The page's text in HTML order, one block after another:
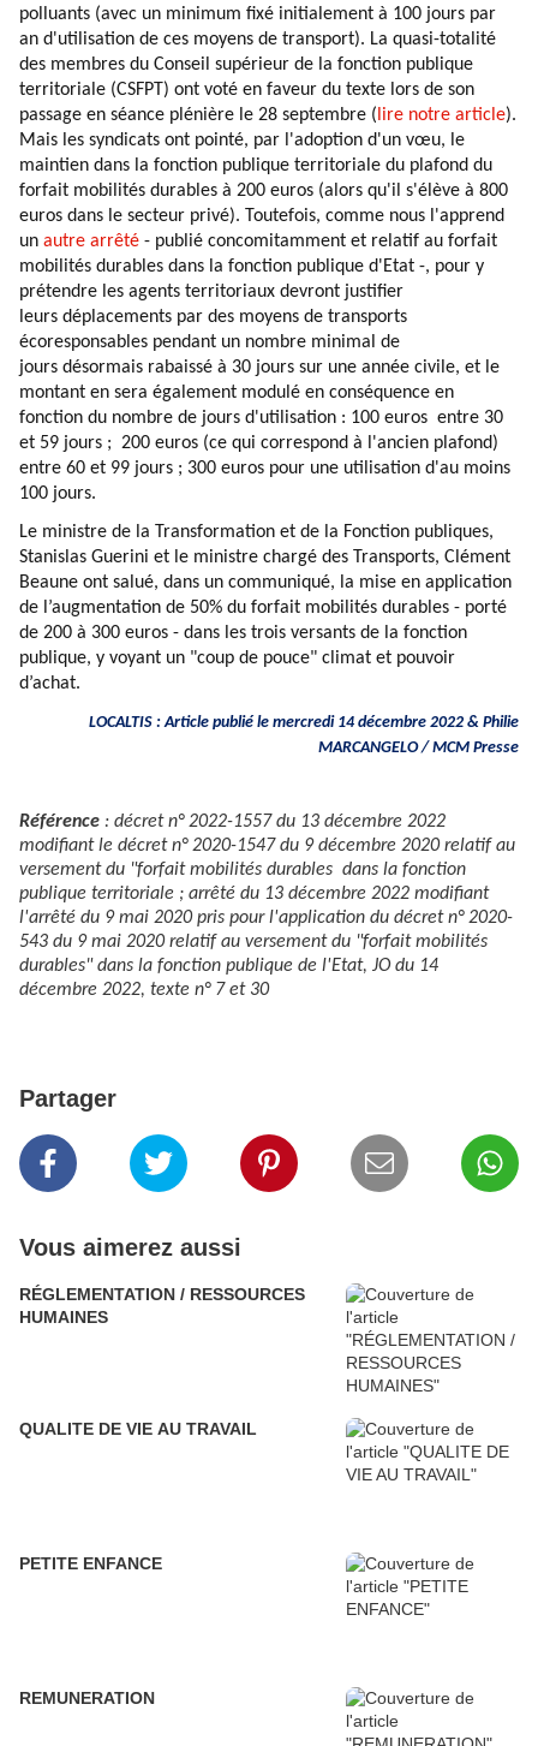
polluants (avec un minimum fixé initialement à 100 jours par
an d'utilisation de ces moyens de transport). La quasi-totalité
des membres du Conseil supérieur de la fonction publique
territoriale (CSFPT) ont voté en faveur du texte lors de son
passage en séance plénière le 28 septembre ( lire notre article).
Mais les syndicats ont pointé, par l'adoption d'un vœu, le
maintien dans la fonction publique territoriale du plafond du
forfait mobilités durables à 200 euros (alors qu'il s'élève à 800
euros dans le secteur privé). Toutefois, comme nous l'apprend
un autre arrêté - publié concomitamment et relatif au forfait
mobilités durables dans la fonction publique d'Etat -, pour y
prétendre les agents territoriaux devront justifier
leurs déplacements par des moyens de transports
écoresponsables pendant un nombre minimal de
jours désormais rabaissé à 30 jours sur une année civile, et le
montant en sera également modulé en conséquence en
fonction du nombre de jours d'utilisation : 100 euros entre 30
et 59 jours ; 200 euros (ce qui correspond à l'ancien plafond)
entre 60 et 99 jours ; 300 euros pour une utilisation d'au moins
100 jours.
Le ministre de la Transformation et de la Fonction publiques,
Stanislas Guerini et le ministre chargé des Transports, Clément
Beaune ont salué, dans un communiqué, la mise en application
de l’augmentation de 50% du forfait mobilités durables - porté
de 200 à 300 euros - dans les trois versants de la fonction
publique, y voyant un "coup de pouce" climat et pouvoir
d’achat.
LOCALTIS : Article publié le mercredi 14 décembre 2022 & Philie
MARCANGELO / MCM Presse
Référence : décret n° 2022-1557 du 13 décembre 2022
modifiant le décret n° 2020-1547 du 9 décembre 2020 relatif au
versement du "forfait mobilités durables dans la fonction
publique territoriale ; arrêté du 13 décembre 2022 modifiant
l'arrêté du 9 mai 2020 pris pour l'application du décret n° 2020-
543 du 9 mai 2020 relatif au versement du "forfait mobilités
durables" dans la fonction publique de l'Etat, JO du 14
décembre 2022, texte n° 7 et 30
Partager
Vous aimerez aussi
RÉGLEMENTATION / RESSOURCES
HUMAINES
QUALITE DE VIE AU TRAVAIL
PETITE ENFANCE
REMUNERATION